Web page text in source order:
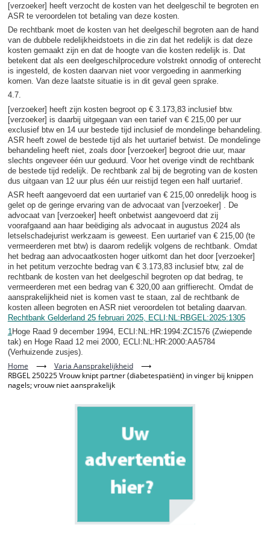
[verzoeker] heeft verzocht de kosten van het deelgeschil te begroten en
ASR te veroordelen tot betaling van deze kosten.
De rechtbank moet de kosten van het deelgeschil begroten aan de hand
van de dubbele redelijkheidstoets in die zin dat het redelijk is dat deze
kosten gemaakt zijn en dat de hoogte van die kosten redelijk is. Dat
betekent dat als een deelgeschilprocedure volstrekt onnodig of onterecht
is ingesteld, de kosten daarvan niet voor vergoeding in aanmerking
komen. Van deze laatste situatie is in dit geval geen sprake.
4.7.
[verzoeker] heeft zijn kosten begroot op € 3.173,83 inclusief btw.
[verzoeker] is daarbij uitgegaan van een tarief van € 215,00 per uur
exclusief btw en 14 uur bestede tijd inclusief de mondelinge behandeling.
ASR heeft zowel de bestede tijd als het uurtarief betwist. De mondelinge
behandeling heeft niet, zoals door [verzoeker] begroot drie uur, maar
slechts ongeveer één uur geduurd. Voor het overige vindt de rechtbank
de bestede tijd redelijk. De rechtbank zal bij de begroting van de kosten
dus uitgaan van 12 uur plus één uur reistijd tegen een half uurtarief.
ASR heeft aangevoerd dat een uurtarief van € 215,00 onredelijk hoog is
gelet op de geringe ervaring van de advocaat van [verzoeker] . De
advocaat van [verzoeker] heeft onbetwist aangevoerd dat zij
voorafgaand aan haar beëdiging als advocaat in augustus 2024 als
letselschadejurist werkzaam is geweest. Een uurtarief van € 215,00 (te
vermeerderen met btw) is daarom redelijk volgens de rechtbank. Omdat
het bedrag aan advocaatkosten hoger uitkomt dan het door [verzoeker]
in het petitum verzochte bedrag van € 3.173,83 inclusief btw, zal de
rechtbank de kosten van het deelgeschil begroten op dat bedrag, te
vermeerderen met een bedrag van € 320,00 aan griffierecht. Omdat de
aansprakelijkheid niet is komen vast te staan, zal de rechtbank de
kosten alleen begroten en ASR niet veroordelen tot betaling daarvan.
Rechtbank Gelderland 25 februari 2025, ECLI:NL:RBGEL:2025:1305
1Hoge Raad 9 december 1994, ECLI:NL:HR:1994:ZC1576 (Zwiepende
tak) en Hoge Raad 12 mei 2000, ECLI:NL:HR:2000:AA5784
(Verhuizende zusjes).
Home ⟶ Varia Aansprakelijkheid
⟶
RBGEL 250225 Vrouw knipt partner (diabetespatiënt) in vinger bij knippen
nagels; vrouw niet aansprakelijk